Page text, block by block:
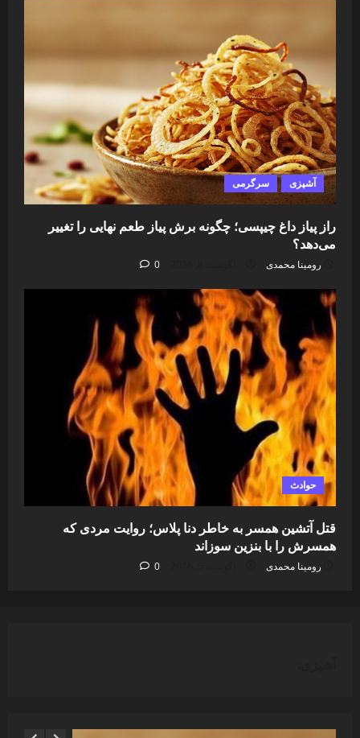
آشپزی سرگرمی
راز پیاز داغ چیپسی؛ چگونه برش پیاز طعم نهایی را تغییر
می‌دهد؟
رومینا محمدی 0
حوادث
قتل آتشین همسر به خاطر دنا پلاس؛ روایت مردی که
همسرش را با بنزین سوزاند
رومینا محمدی 0